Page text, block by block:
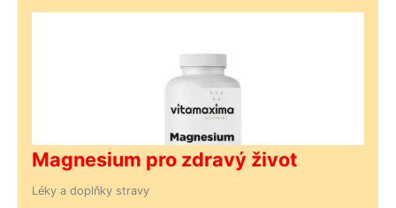
Magnesium pro zdravý život
Léky a doplňky stravy